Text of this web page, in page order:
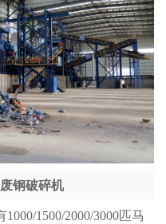
钢破碎机
1500/2000/3000匹马